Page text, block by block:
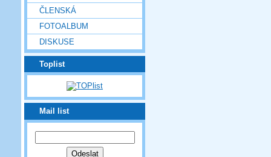
ČLENSKÁ
FOTOALBUM
DISKUSE
Toplist
Mail list